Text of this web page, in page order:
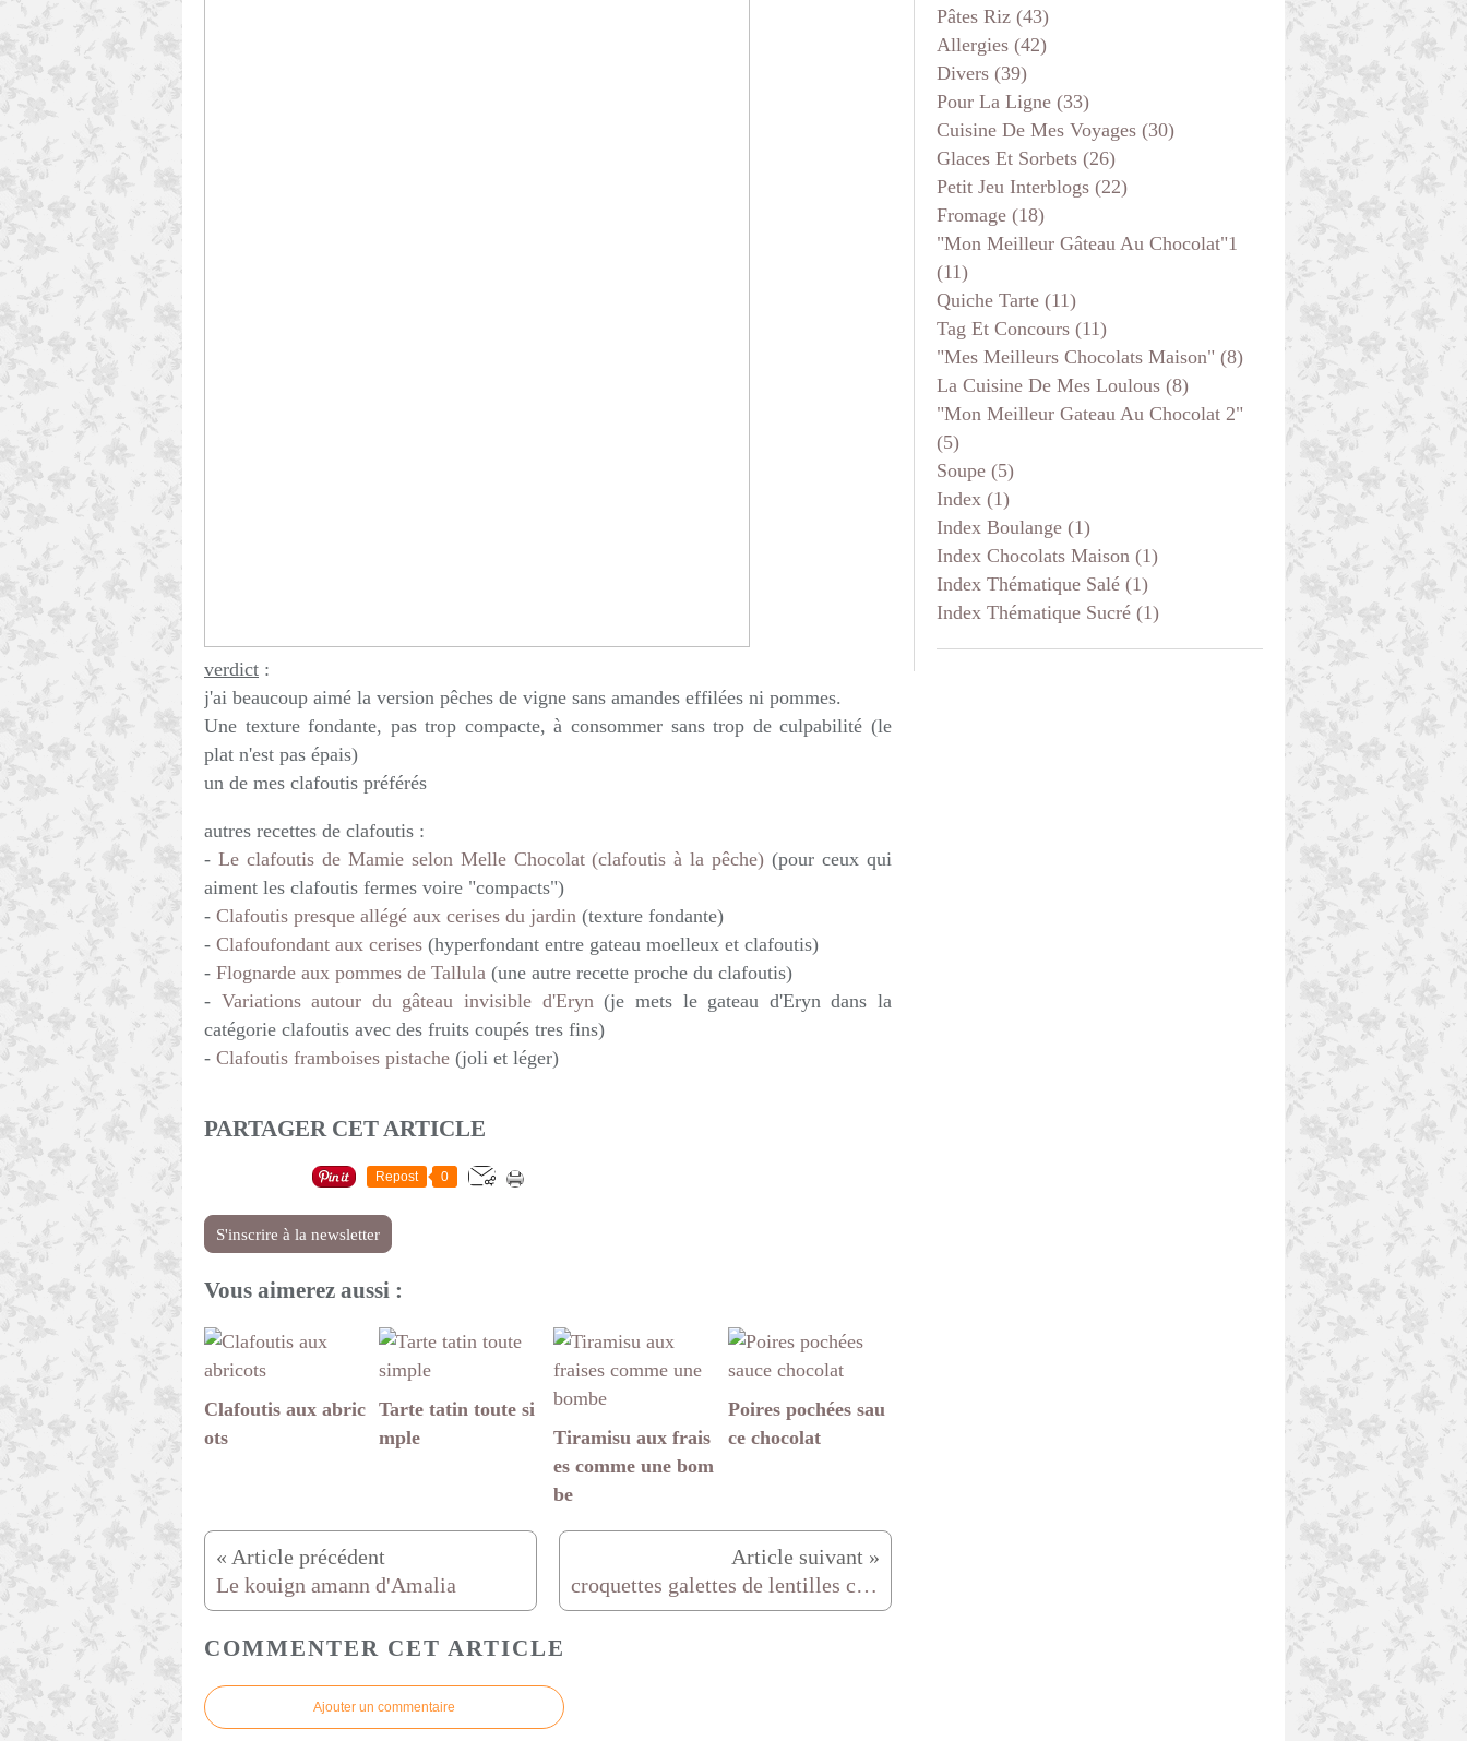
verdict :
j'ai beaucoup aimé la version pêches de vigne sans amandes effilées ni pommes.
Une texture fondante, pas trop compacte, à consommer sans trop de culpabilité (le
plat n'est pas épais)
un de mes clafoutis préférés
autres recettes de clafoutis :
- Le clafoutis de Mamie selon Melle Chocolat (clafoutis à la pêche) (pour ceux qui
aiment les clafoutis fermes voire "compacts")
- Clafoutis presque allégé aux cerises du jardin (texture fondante)
- Clafoufondant aux cerises (hyperfondant entre gateau moelleux et clafoutis)
- Flognarde aux pommes de Tallula (une autre recette proche du clafoutis)
- Variations autour du gâteau invisible d'Eryn(je mets le gateau d'Eryn dans la
catégorie clafoutis avec des fruits coupés tres fins)
- Clafoutis framboises pistache (joli et léger)
PARTAGER CET ARTICLE
Repost 0
S'inscrire à la newsletter
Vous aimerez aussi :
Clafoutis aux abric
ots
Tarte tatin toute si
mple
Tiramisu aux frais
es comme une bom
be
Poires pochées sau
ce chocolat
Le kouign amann d'Amalia croquettes galettes de lentilles corail
COMMENTER CET ARTICLE
Ajouter un commentaire
Pâtes Riz (43)
Allergies (42)
Divers (39)
Pour La Ligne (33)
Cuisine De Mes Voyages (30)
Glaces Et Sorbets (26)
Petit Jeu Interblogs (22)
Fromage (18)
"mon Meilleur Gâteau Au Chocolat"1
(11)
Quiche Tarte (11)
Tag Et Concours (11)
"mes Meilleurs Chocolats Maison" (8)
La Cuisine De Mes Loulous (8)
"mon Meilleur Gateau Au Chocolat 2"
(5)
Soupe (5)
Index (1)
Index Boulange (1)
Index Chocolats Maison (1)
Index Thématique Salé (1)
Index Thématique Sucré (1)